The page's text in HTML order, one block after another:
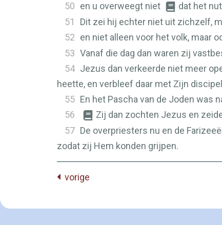
50 en u overweegt niet
dat het
51
Dit zei hij echter niet uit zichzelf,
52 en niet alleen voor het volk, maar
53 Vanaf die dag dan waren zij
54 Jezus dan verkeerde niet meer
heette, en verbleef daar met Zijn
55 En het Pascha van de Joden was
56
Zij dan zochten Jezus en
57 De overpriesters nu en de
zodat zij Hem konden grijpen.
vorige